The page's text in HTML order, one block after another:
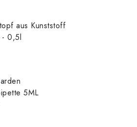
aus Kunststoff
- 0,5l
5ML